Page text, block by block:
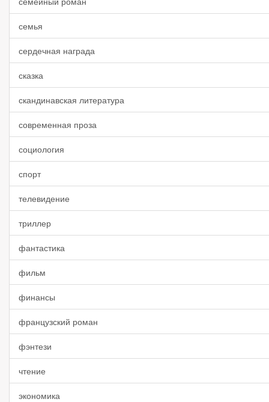
семья
сердечная награда
сказка
скандинавская литература
современная проза
социология
спорт
телевидение
триллер
фантастика
фильм
финансы
французский роман
фэнтези
чтение
экономика